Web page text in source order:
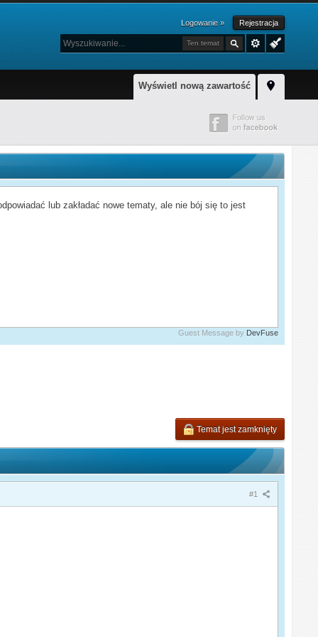
Logowanie » Rejestracja
Ten temat
Wyświetl nową zawartość
lub zakładać nowe tematy, ale nie bój się to jest
Guest Message by DevFuse
Temat jest zamknięty
#1